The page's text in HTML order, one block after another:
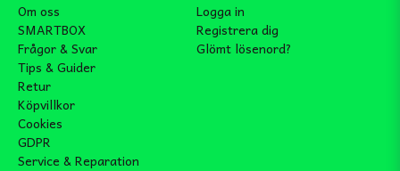
Om oss
SMARTBOX
Frågor & Svar
Tips & Guider
Retur
Köpvillkor
Cookies
GDPR
Service & Reparation
Logga in
Registrera dig
Glömt lösenord?